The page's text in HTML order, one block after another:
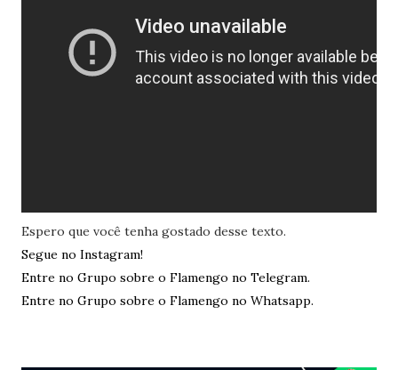
Espero que você tenha gostado desse texto.
Segue no Instagram!
Entre no Grupo sobre o Flamengo no Telegram.
Entre no Grupo sobre o Flamengo no Whatsapp.